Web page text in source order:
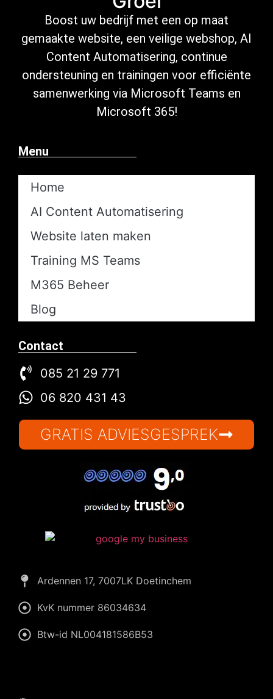
Boost uw bedrijf met een op maat
gemaakte website, een veilige webshop, AI
Content Automatisering, continue
ondersteuning en trainingen voor efficiënte
samenwerking via Microsoft Teams en
Microsoft 365!
Menu
Home
AI Content Automatisering​
Website laten maken
Training MS Teams
M365 Beheer
Blog
Contact
085 21 29 771
06 820 431 43
GRATIS ADVIESGESPREK
Ardennen 17, 7007LK Doetinchem
KvK nummer 86034634
Btw-id NL004181586B53
eConcepts Nederland